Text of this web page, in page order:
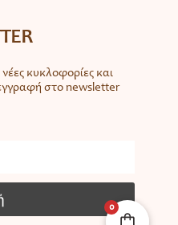
κυκλοφορίες και
στο newsletter
0